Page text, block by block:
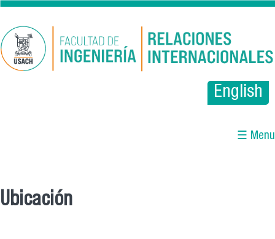
Pasar al contenido principal
English
☰ Menu
Ubicación